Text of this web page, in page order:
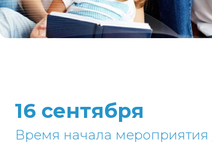
16 сентября
Время начала